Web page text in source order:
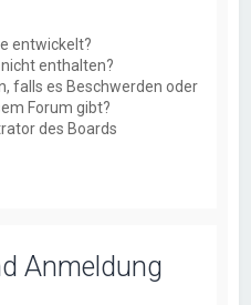
entwickelt?
enthalten?
falls es Beschwerden oder
Forum gibt?
des Boards
Anmeldung